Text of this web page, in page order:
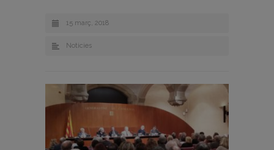
15 març, 2018
Noticies